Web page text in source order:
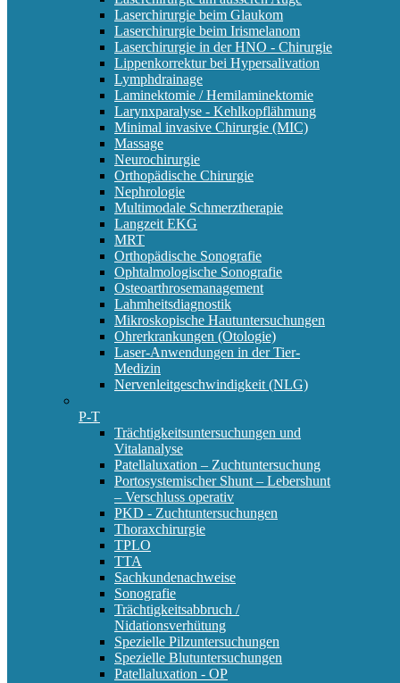
Laserchirurgie beim Glaukom
Laserchirurgie beim Irismelanom
Laserchirurgie in der HNO - Chirurgie
Lippenkorrektur bei Hypersalivation
Lymphdrainage
Laminektomie / Hemilaminektomie
Larynxparalyse - Kehlkopflähmung
Minimal invasive Chirurgie (MIC)
Massage
Neurochirurgie
Orthopädische Chirurgie
Nephrologie
Multimodale Schmerztherapie
Langzeit EKG
MRT
Orthopädische Sonografie
Ophtalmologische Sonografie
Osteoarthrosemanagement
Lahmheitsdiagnostik
Mikroskopische Hautuntersuchungen
Ohrerkrankungen (Otologie)
Laser-Anwendungen in der Tier-
Medizin
Nervenleitgeschwindigkeit (NLG)
P-T
Trächtigkeitsuntersuchungen und
Vitalanalyse
Patellaluxation – Zuchtuntersuchung
Portosystemischer Shunt – Lebershunt
– Verschluss operativ
PKD - Zuchtuntersuchungen
Thoraxchirurgie
TPLO
TTA
Sachkundenachweise
Sonografie
Trächtigkeitsabbruch /
Nidationsverhütung
Spezielle Pilzuntersuchungen
Spezielle Blutuntersuchungen
Patellaluxation - OP